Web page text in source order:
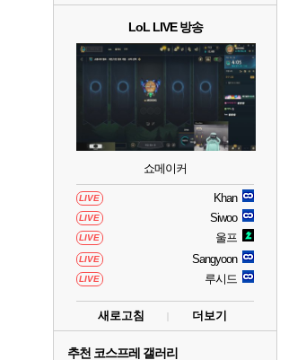
LoL LIVE 방송
쇼메이커
LIVE Khan
LIVE Siwoo
LIVE 울프
LIVE Sangyoon
LIVE 루시드
새로고침 더보기
추천 코스프레 갤러리